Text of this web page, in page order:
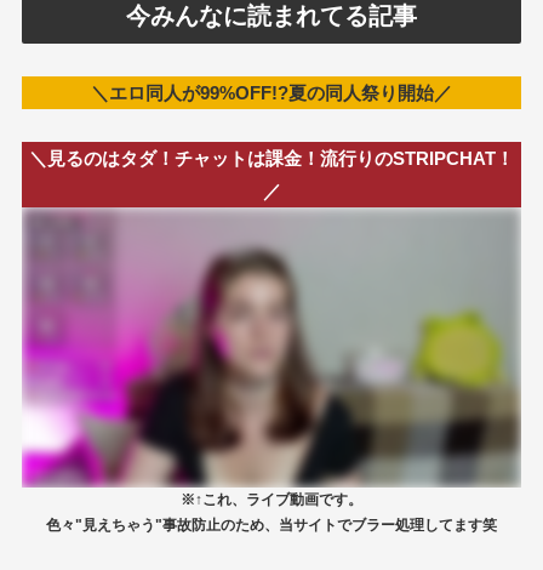
今みんなに読まれてる記事
＼エロ同人が99%OFF!?夏の同人祭り開始／
＼見るのはタダ！チャットは課金！流行りのSTRIPCHAT！
／
※↑これ、ライブ動画です。
色々"見えちゃう"事故防止のため、当サイトでブラー処理してます笑